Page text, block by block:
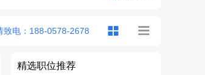
致电：188-0578-2678
精选职位推荐